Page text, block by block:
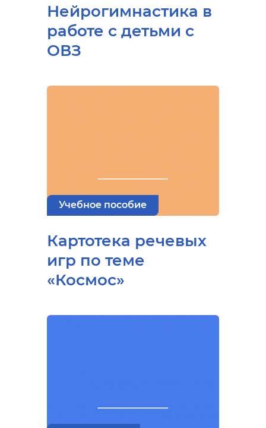
Нейрогимнастика в
работе с детьми с
ОВЗ
Учебное пособие
Картотека речевых
игр по теме
«Космос»